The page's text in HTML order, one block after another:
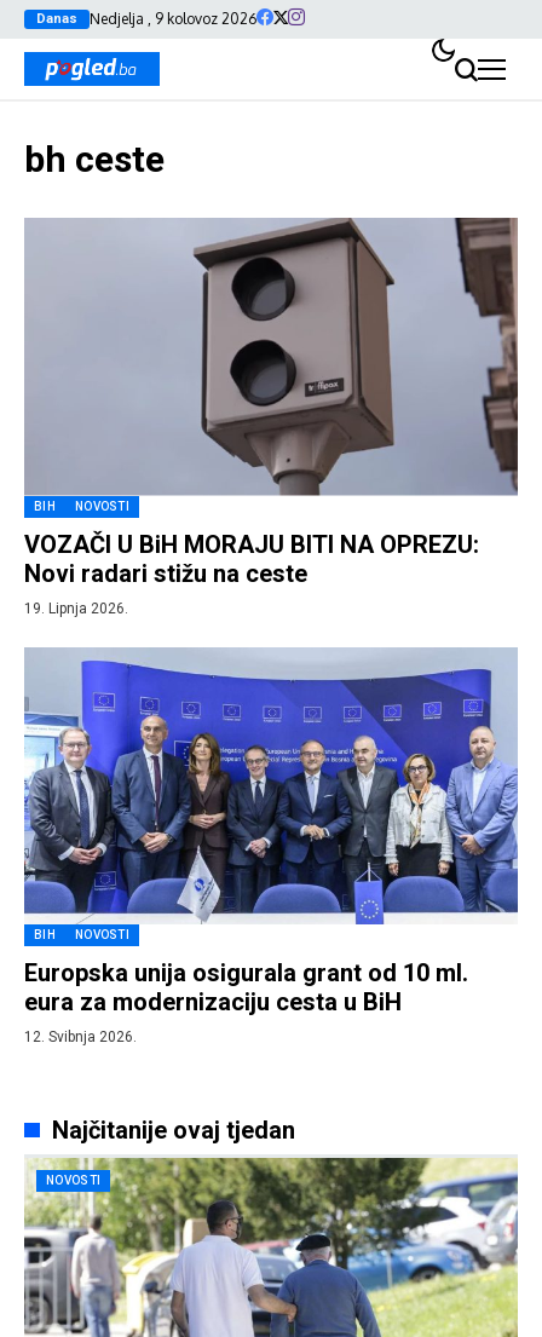
Danas Nedjelja , 9 kolovoz 2026
bh ceste
BIH NOVOSTI
VOZAČI U BiH MORAJU BITI NA OPREZU:
Novi radari stižu na ceste
19. Lipnja 2026.
BIH NOVOSTI
Europska unija osigurala grant od 10 ml.
eura za modernizaciju cesta u BiH
12. Svibnja 2026.
Najčitanije ovaj tjedan
NOVOSTI